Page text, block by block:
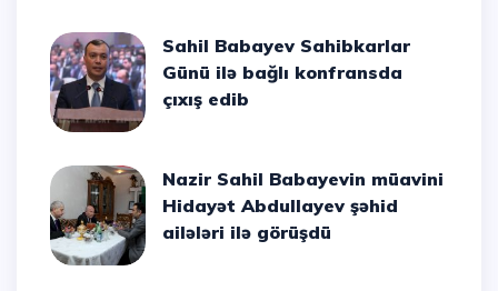
Sahil Babayev Sahibkarlar
Günü ilə bağlı konfransda
çıxış edib
Nazir Sahil Babayevin müavini
Hidayət Abdullayev şəhid
ailələri ilə görüşdü